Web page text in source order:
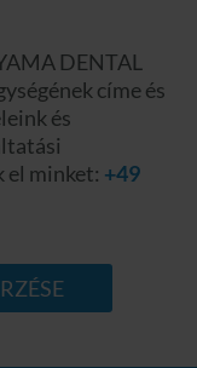
DENTAL
címe és
és
minket: +49